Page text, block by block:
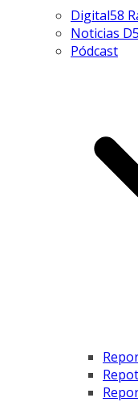
Digital58
Noticias
Pódcast